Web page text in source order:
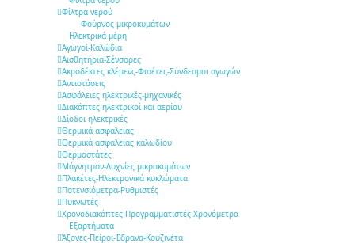
Φίλτρα νερού
Φούρνος μικροκυμάτων
Ηλεκτρικά μέρη
Αγωγοί-Καλώδια
Αισθητήρια-Σένσορες
Ακροδέκτες κλέμενς-Φισέτες-Σύνδεσμοι αγωγών
Αντιστάσεις
Ασφάλειες ηλεκτρικές-μηχανικές
Διακόπτες ηλεκτρικοί και αερίου
Δίοδοι ηλεκτρικές
Θερμικά ασφαλείας
Θερμικά ασφαλείας καλωδίου
Θερμοστάτες
Μάγνητρον-Λυχνίες μικροκυμάτων
Πλακέτες-Ηλεκτρονικά κυκλώματα
Ποτενσιόμετρα-Ρυθμιστές
Πυκνωτές
Χρονοδιακόπτες-Προγραμματιστές-Χρονόμετρα
Εξαρτήματα
Άξονες-Πείροι-Έδρανα-Κουζινέτα